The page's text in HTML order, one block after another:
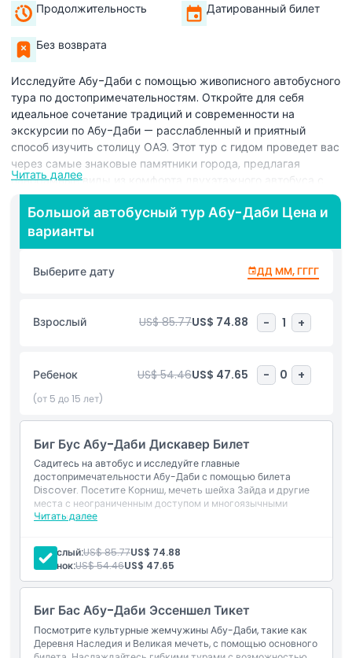
Продолжительность Датированный билет
Без возврата
Исследуйте Абу-Даби с помощью живописного автобусного
тура по достопримечательностям. Откройте для себя
идеальное сочетание традиций и современности на
экскурсии по Абу-Даби — расслабленный и приятный
способ изучить столицу ОАЭ. Этот тур с гидом проведет вас
через самые знаковые памятники города, предлагая
панорамные виды из комфорта двухэтажного автобуса с
открытым верхом. От величественного Президентского
дворца и роскошного Emirates Palace до культурного
богатства Heritage Village и всемирно известного Лувра
Абу-Даби — каждая остановка раскрывает новый слой
очарования города. Независимо от того, впервые ли вы
здесь или местный житель, желающий заново открыть для
живописный опыт. Наслаждайтесь захватывающими
видами на силуэт города, побережье и архитектурные
увидеть все достопримечательности без хлопот, связанных
с навигацией по трафику или планированием маршрутов.
Для обеспечения безопасности тур следует строгим
всегда доступны. Идеально подходит для семей, одиночных
путешественников и групп — этот экскурсионный тур
обязателен для тех, кто хочет комфортно и стильно
познакомиться с лучшим в Абу-Даби.
Основные моменты
Включено
Часы работы
Читать далее
Большой автобусный тур Абу-Даби Цена и
варианты
Выберите дату ДД ММ, ГГГГ
Взрослый US$ 85.77US$ 74.88 - 1 +
Ребенок US$ 54.46US$ 47.65 - 0 +
(от 5 до 15 лет)
Биг Бус Абу-Даби Дискавер Билет
Садитесь на автобус и исследуйте главные
достопримечательности Абу-Даби с помощью билета
Discover. Посетите Корниш, мечеть шейха Зайда и другие
места с неограниченным доступом и многоязычными
аудиогидами.
Читать далее
Билет на 24 часа
Садись и выходи
Полностью гибкий автобусный билет (бесплатная
смена даты)
Взрослый:US$ 85.77US$ 74.88
Ребенок:US$ 54.46US$ 47.65
Биг Бас Абу-Даби Эссеншел Тикет
Посмотрите культурные жемчужины Абу-Даби, такие как
Деревня Наследия и Великая мечеть, с помощью основного